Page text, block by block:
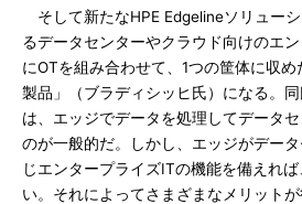
そして新たなHPE Edgelineソリュー
るデータセンターやクラウド向けのエ
にOTを組み合わせて、1つの筐体に収
製品」（ブラディシッヒ氏）になる。
は、エッジでデータを処理してデータ
のが一般的だ。しかし、エッジがデー
じエンタープライズITの機能を備えれ
い。それによってさまざまなメリットが